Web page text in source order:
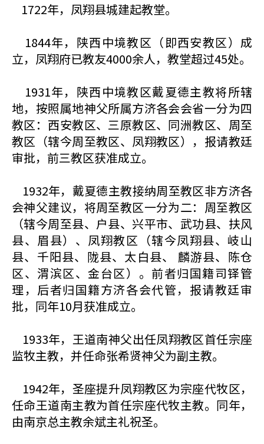
1722年，凤翔县城建起教堂。
1844年，陕西中境教区（即西安教区）成
立，凤翔府已教友4000余人，教堂超过45处。
1931年，陕西中境教区戴夏德主教将所辖
地，按照属地神父所属方济各会会省一分为四
教区：西安教区、三原教区、同洲教区、周至
教区（辖今周至教区、凤翔教区），报请教廷
审批，前三教区获准成立。
1932年，戴夏德主教接纳周至教区非方济各
会神父建议，将周至教区一分为二：周至教区
（辖今周至县、户县、兴平市、武功县、扶风
县、眉县）、凤翔教区（辖今凤翔县、岐山
县、千阳县、陇县、太白县、 麟游县、陈仓
区、渭滨区、金台区）。前者归国籍司铎管
理，后者归国籍方济各会代管，报请教廷审
批，同年10月获准成立。
1933年，王道南神父出任凤翔教区首任宗座
监牧主教，并任命张希贤神父为副主教。
1942年，圣座提升凤翔教区为宗座代牧区，
任命王道南主教为首任宗座代牧主教。同年，
由南京总主教余斌主礼祝圣。